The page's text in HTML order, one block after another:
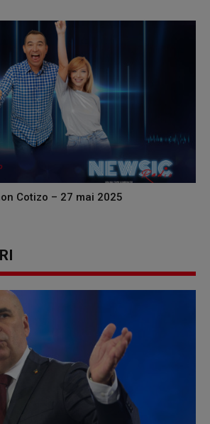
Cotizo – 27 mai 2025